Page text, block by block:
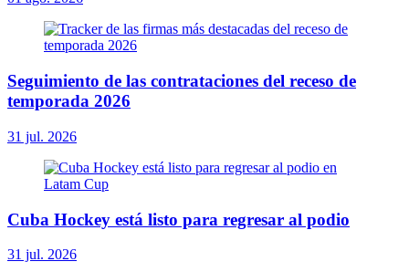
Seguimiento de las contrataciones del receso de
temporada 2026
31 jul. 2026
Cuba Hockey está listo para regresar al podio
31 jul. 2026